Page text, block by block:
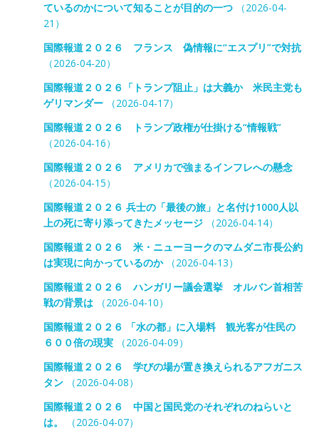
ているのかについて知ることが目的の一つ（2026-04-
21）
国際報道２０２６ フランス 偽情報に“エスプリ”で対抗
（2026-04-20）
国際報道２０２６「トランプ阻止」は大義か 米民主党も
ゲリマンダー（2026-04-17）
国際報道２０２６ トランプ政権が仕掛ける“情報戦”
（2026-04-16）
国際報道２０２６ アメリカで強まるインフレへの懸念
（2026-04-15）
国際報道２０２６ 兵士の「最後の旅」と名付け1000人以
上の死に寄り添ってきたメッセージ（2026-04-14）
国際報道２０２６ 米・ニューヨークのマムダニ市長公約
は実現に向かっているのか（2026-04-13）
国際報道２０２６ ハンガリー議会選挙 オルバン首相苦
戦の背景は（2026-04-10）
国際報道２０２６ 「水の都」に入場料 観光客が住民の
６００倍の現実（2026-04-09）
国際報道２０２６ 学びの場が置き換えられるアフガニス
タン（2026-04-08）
国際報道２０２６ 中国と国民党のそれぞれのねらいと
は。
（2026-04-07）